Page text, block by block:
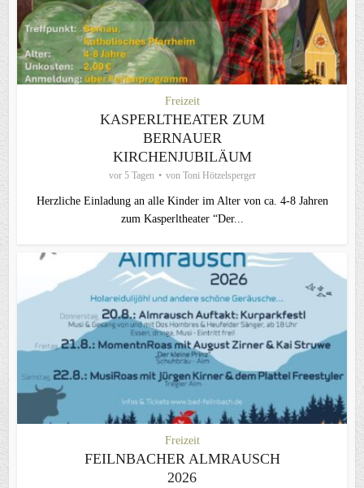
Freizeit
KASPERLTHEATER ZUM
BERNAUER
KIRCHENJUBILÄUM
vor 5 Tagen von Toni Hötzelsperger
Herzliche Einladung an alle Kinder im Alter von ca. 4-8 Jahren
zum Kasperltheater “Der...
Freizeit
FEILNBACHER ALMRAUSCH
2026